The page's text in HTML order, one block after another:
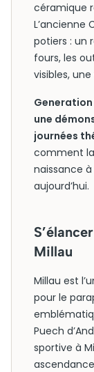
céramique
L’ancienne
potiers : un
fours, les
visibles,
Generation
une
journées
comment
naissance
aujourd’hui.
Millau
Millau est
pour le
Puech
sportive à